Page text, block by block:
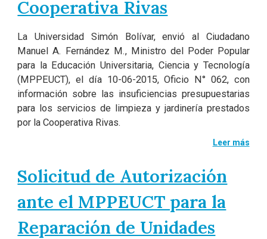
Cooperativa Rivas
La Universidad Simón Bolívar, envió al Ciudadano
Manuel A. Fernández M., Ministro del Poder Popular
para la Educación Universitaria, Ciencia y Tecnología
(MPPEUCT), el día 10-06-2015, Oficio N° 062, con
información sobre las insuficiencias presupuestarias
para los servicios de limpieza y jardinería prestados
por la Cooperativa Rivas.
Leer más
Solicitud de Autorización
ante el MPPEUCT para la
Reparación de Unidades